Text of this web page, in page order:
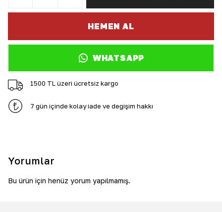
HEMEN AL
WHATSAPP
1500 TL üzeri ücretsiz kargo
7 gün içinde kolay iade ve değişim hakkı
Yorumlar
Bu ürün için henüz yorum yapılmamış.